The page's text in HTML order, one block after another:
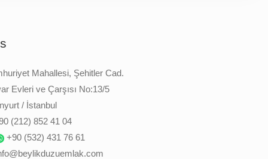
Mahallesi, Şehitler Cad.
Evleri ve Çarşısı No:13/5
/ İstanbul
(212) 852 41 04
+90 (532) 431 76 61